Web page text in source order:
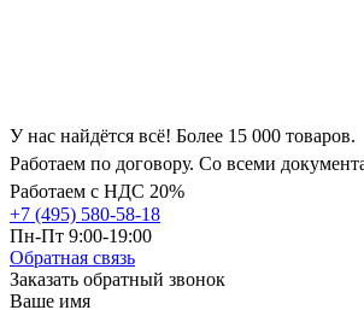
У нас найдётся всё! Более 15 000 товаров.
Работаем по договору. Со всеми
Работаем с НДС 20%
+7 (495) 580-58-18
Пн-Пт 9:00-19:00
Обратная связь
Заказать обратный звонок
Ваше имя